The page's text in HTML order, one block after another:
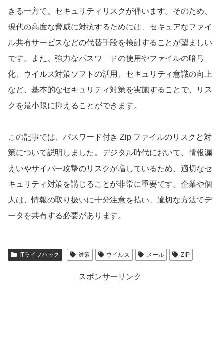
きる一方で、セキュリティリスクが伴います。そのため、
現代の高度な脅威に対抗するためには、セキュアなファイ
ル共有サービスなどの代替手段を検討することが望ましい
です。また、強力なパスワードの使用やファイルの暗号
化、ウイルス対策ソフトの活用、セキュリティ意識の向上
など、基本的なセキュリティ対策を実施することで、リス
クを最小限に抑えることができます。
この記事では、パスワード付き Zip ファイルのリスクと対
策について説明しました。デジタル時代において、情報漏
えいやサイバー攻撃のリスクが増しているため、適切なセ
キュリティ対策を講じることが非常に重要です。企業や個
人は、情報の取り扱いに十分注意を払い、適切な方法でデ
ータを共有する必要があります。
ITライフハック 対策 ウイルス メール ZIP
スポンサーリンク